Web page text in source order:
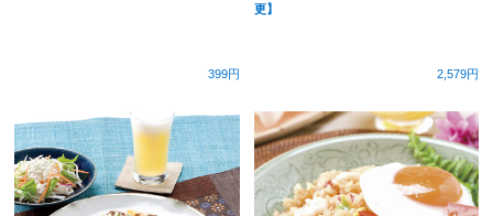
399円
更】
2,579円